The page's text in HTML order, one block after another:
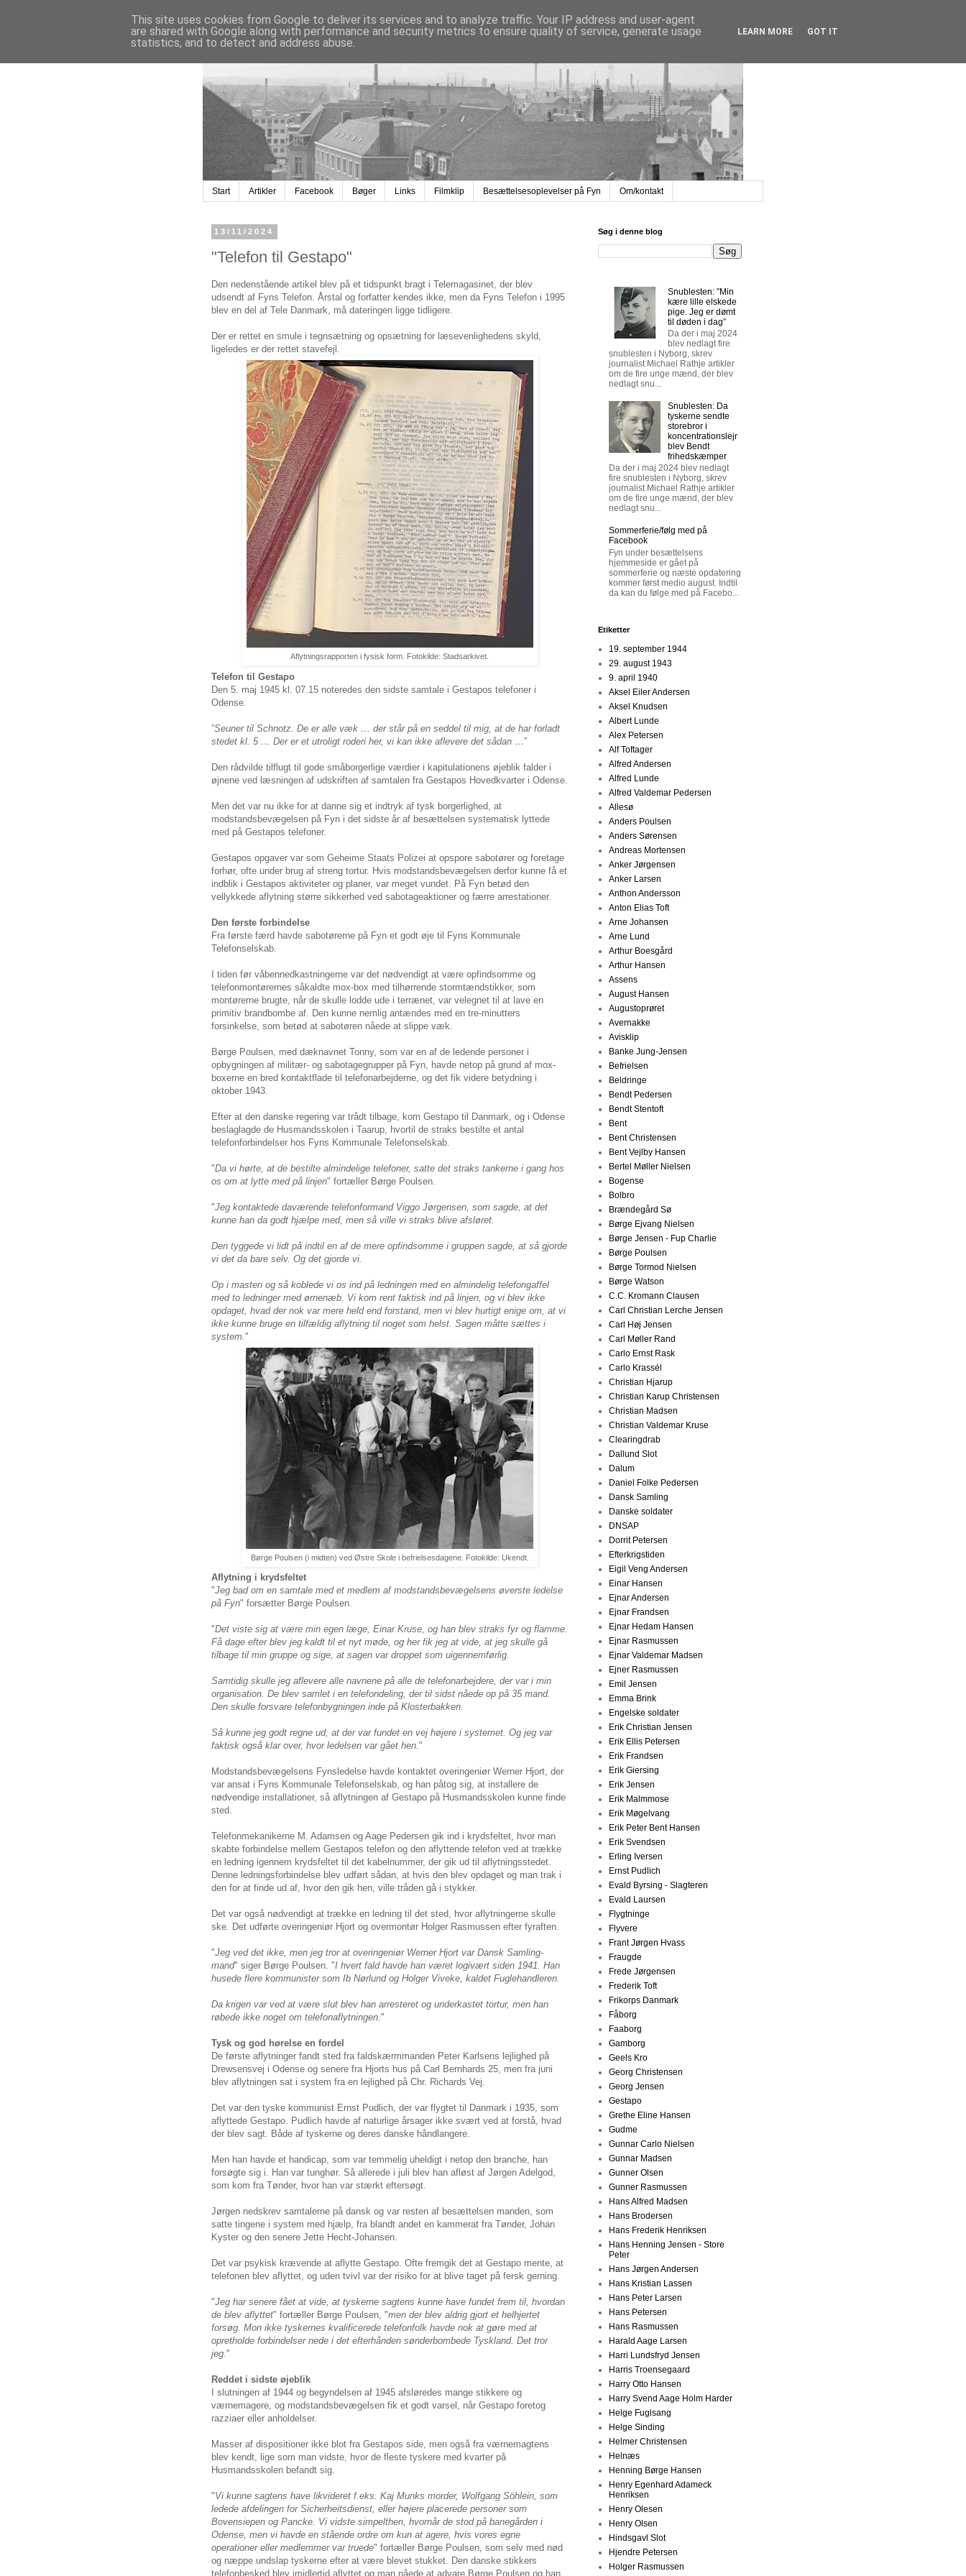
Start Artikler Facebook Bøger Links Filmklip Besættelsesoplevelser på Fyn Om/kontakt
13/11/2024
"Telefon til Gestapo"
Den nedenstående artikel blev på et tidspunkt bragt i Telemagasinet, der blev
udsendt af Fyns Telefon. Årstal og forfatter kendes ikke, men da Fyns Telefon i 1995
blev en del af Tele Danmark, må dateringen ligge tidligere.
Der er rettet en smule i tegnsætning og opsætning for læsevenlighedens skyld,
ligeledes er der rettet stavefejl.
Aflytningsrapporten i fysisk form. Fotokilde: Stadsarkivet.
Telefon til Gestapo
Den 5. maj 1945 kl. 07.15 noteredes den sidste samtale i Gestapos telefoner i
Odense.
”Seuner til Schnotz. De er alle væk … der står på en seddel til mig, at de har forladt
stedet kl. 5 … Der er et utroligt roderi her, vi kan ikke aflevere det sådan …”
Den rådvilde tilflugt til gode småborgerlige værdier i kapitulationens øjeblik falder i
øjnene ved læsningen af udskriften af samtalen fra Gestapos Hovedkvarter i Odense.
Men det var nu ikke for at danne sig et indtryk af tysk borgerlighed, at
modstandsbevægelsen på Fyn i det sidste år af besættelsen systematisk lyttede
med på Gestapos telefoner.
Gestapos opgaver var som Geheime Staats Polizei at opspore sabotører og foretage
forhør, ofte under brug af streng tortur. Hvis modstandsbevægelsen derfor kunne få et
indblik i Gestapos aktiviteter og planer, var meget vundet. På Fyn betød den
vellykkede aflytning større sikkerhed ved sabotageaktioner og færre arrestationer.
Den første forbindelse
Fra første færd havde sabotørerne på Fyn et godt øje til Fyns Kommunale
Telefonselskab.
I tiden før våbennedkastningerne var det nødvendigt at være opfindsomme og
telefonmontørernes såkaldte mox-box med tilhørrende stormtændstikker, som
montørerne brugte, når de skulle lodde ude i terrænet, var velegnet til at lave en
primitiv brandbombe af. Den kunne nemlig antændes med en tre-minutters
forsinkelse, som betød at sabotøren nåede at slippe væk.
Børge Poulsen, med dæknavnet Tonny, som var en af de ledende personer i
opbygningen af militær- og sabotagegrupper på Fyn, havde netop på grund af mox-
boxerne en bred kontaktflade til telefonarbejderne, og det fik videre betydning i
oktober 1943.
Efter at den danske regering var trådt tilbage, kom Gestapo til Danmark, og i Odense
beslaglagde de Husmandsskolen i Taarup, hvortil de straks bestilte et antal
telefonforbindelser hos Fyns Kommunale Telefonselskab.
"Da vi hørte, at de bestilte almindelige telefoner, satte det straks tankerne i gang hos
os om at lytte med på linjen" fortæller Børge Poulsen.
"Jeg kontaktede daværende telefonformand Viggo Jørgensen, som sagde, at det
kunne han da godt hjælpe med, men så ville vi straks blive afsløret.
Den tyggede vi lidt på indtil en af de mere opfindsomme i gruppen sagde, at så gjorde
vi det da bare selv. Og det gjorde vi.
Op i masten og så koblede vi os ind på ledningen med en almindelig telefongaffel
med to ledninger med ørnenæb. Vi kom rent faktisk ind på linjen, og vi blev ikke
opdaget, hvad der nok var mere held end forstand, men vi blev hurtigt enige om, at vi
ikke kunne bruge en tilfældig aflytning til noget som helst. Sagen måtte sættes i
system. "
Børge Poulsen (i midten) ved Østre Skole i befrielsesdagene. Fotokilde: Ukendt.
Aflytning i krydsfeltet
"Jeg bad om en samtale med et medlem af modstandsbevægelsens øverste ledelse
på Fyn" forsætter Børge Poulsen.
"Det viste sig at være min egen læge, Einar Kruse, og han blev straks fyr og flamme.
Få dage efter blev jeg kaldt til et nyt møde, og her fik jeg at vide, at jeg skulle gå
tilbage til min gruppe og sige, at sagen var droppet som uigennemførlig.
Samtidig skulle jeg aflevere alle navnene på alle de telefonarbejdere, der var i min
organisation. De blev samlet i en telefondeling, der til sidst nåede op på 35 mand.
Den skulle forsvare telefonbygningen inde på Klosterbakken.
Så kunne jeg godt regne ud, at der var fundet en vej højere i systemet. Og jeg var
faktisk også klar over, hvor ledelsen var gået hen."
Modstandsbevægelsens Fynsledelse havde kontaktet overingeniør Werner Hjort, der
var ansat i Fyns Kommunale Telefonselskab, og han påtog sig, at installere de
nødvendige installationer, så aflytningen af Gestapo på Husmandsskolen kunne finde
sted.
Telefonmekanikerne M. Adamsen og Aage Pedersen gik ind i krydsfeltet, hvor man
skabte forbindelse mellem Gestapos telefon og den aflyttende telefon ved at trække
en ledning igennem krydsfeltet til det kabelnummer, der gik ud til aflytningsstedet.
Denne ledningsforbindelse blev udført sådan, at hvis den blev opdaget og man trak i
den for at finde ud af, hvor den gik hen, ville tråden gå i stykker.
Det var også nødvendigt at trække en ledning til det sted, hvor aflytningerne skulle
ske. Det udførte overingeniør Hjort og overmontør Holger Rasmussen efter fyraften.
"Jeg ved det ikke, men jeg tror at overingeniør Werner Hjort var Dansk Samling-
mand" siger Børge Poulsen. "I hvert fald havde han været logivært siden 1941. Han
husede flere kommunister som Ib Nørlund og Holger Viveke, kaldet Fuglehandleren.
Da krigen var ved at være slut blev han arresteret og underkastet tortur, men han
røbede ikke noget om telefonaflytningen."
Tysk og god hørelse en fordel
De første aflytninger fandt sted fra faldskærmmanden Peter Karlsens lejlighed på
Drewsensvej i Odense og senere fra Hjorts hus på Carl Bernhards 25, men fra juni
blev aflytningen sat i system fra en lejlighed på Chr. Richards Vej.
Det var den tyske kommunist Ernst Pudlich, der var flygtet til Danmark i 1935, som
aflyttede Gestapo. Pudlich havde af naturlige årsager ikke svært ved at forstå, hvad
der blev sagt. Både af tyskerne og deres danske håndlangere.
Men han havde et handicap, som var temmelig uheldigt i netop den branche, han
forsøgte sig i. Han var tunghør. Så allerede i juli blev han afløst af Jørgen Adelgod,
som kom fra Tønder, hvor han var stærkt eftersøgt.
Jørgen nedskrev samtalerne på dansk og var resten af besættelsen manden, som
satte tingene i system med hjælp, fra blandt andet en kammerat fra Tønder, Johan
Kyster og den senere Jette Hecht-Johansen.
Det var psykisk krævende at aflytte Gestapo. Ofte fremgik det at Gestapo mente, at
telefonen blev aflyttet, og uden tvivl var der risiko for at blive taget på fersk gerning.
"Jeg har senere fået at vide, at tyskerne sagtens kunne have fundet frem til, hvordan
de blev aflyttet" fortæller Børge Poulsen, "men der blev aldrig gjort et helhjertet
forsøg. Mon ikke tyskernes kvalificerede telefonfolk havde nok at gøre med at
opretholde forbindelser nede i det efterhånden sønderbombede Tyskland. Det tror
jeg."
Reddet i sidste øjeblik
I slutningen af 1944 og begyndelsen af 1945 afsløredes mange stikkere og
værnemagere, og modstandsbevægelsen fik et godt varsel, når Gestapo foretog
razziaer eller anholdelser.
Masser af dispositioner ikke blot fra Gestapos side, men også fra værnemagtens
blev kendt, lige som man vidste, hvor de fleste tyskere med kvarter på
Husmandsskolen befandt sig.
"Vi kunne sagtens have likvideret f.eks. Kaj Munks morder, Wolfgang Söhlein, som
ledede afdelingen for Sicherheitsdienst, eller højere placerede personer som
Bovensiepen og Pancke. Vi vidste simpelthen, hvornår de stod på banegården i
Odense, men vi havde en stående ordre om kun at agere, hvis vores egne
operationer eller medlemmer var truede" fortæller Børge Poulsen, som selv med nød
og næppe undslap tyskerne efter at være blevet stukket. Den danske stikkers
telefonbesked blev imidlertid aflyttet og man nåede at advare Børge Poulsen og han
Søg i denne blog
Snublesten: ”Min
kære lille elskede
pige. Jeg er dømt
til døden i dag”
Da der i maj 2024
blev nedlagt fire
snublesten i Nyborg, skrev
journalist Michael Rathje artikler
om de fire unge mænd, der blev
nedlagt snu...
Snublesten: Da
tyskerne sendte
storebror i
koncentrationslejr
blev Bendt
frihedskæmper
Da der i maj 2024 blev nedlagt
fire snublesten i Nyborg, skrev
journalist Michael Rathje artikler
om de fire unge mænd, der blev
nedlagt snu...
Sommerferie/følg med på
Facebook
Fyn under besættelsens
hjemmeside er gået på
sommerferie og næste opdatering
kommer først medio august. Indtil
da kan du følge med på Facebo...
Etiketter
19. september 1944
29. august 1943
9. april 1940
Aksel Eiler Andersen
Aksel Knudsen
Albert Lunde
Alex Petersen
Alf Toftager
Alfred Andersen
Alfred Lunde
Alfred Valdemar Pedersen
Allesø
Anders Poulsen
Anders Sørensen
Andreas Mortensen
Anker Jørgensen
Anker Larsen
Anthon Andersson
Anton Elias Toft
Arne Johansen
Arne Lund
Arthur Boesgård
Arthur Hansen
Assens
August Hansen
Augustoprøret
Avernakke
Avisklip
Banke Jung-Jensen
Befrielsen
Beldringe
Bendt Pedersen
Bendt Stentoft
Bent
Bent Christensen
Bent Vejlby Hansen
Bertel Møller Nielsen
Bogense
Bolbro
Brændegård Sø
Børge Ejvang Nielsen
Børge Jensen - Fup Charlie
Børge Poulsen
Børge Tormod Nielsen
Børge Watson
C.C. Kromann Clausen
Carl Christian Lerche Jensen
Carl Høj Jensen
Carl Møller Rand
Carlo Ernst Rask
Carlo Krassél
Christian Hjarup
Christian Karup Christensen
Christian Madsen
Christian Valdemar Kruse
Clearingdrab
Dallund Slot
Dalum
Daniel Folke Pedersen
Dansk Samling
Danske soldater
DNSAP
Dorrit Petersen
Efterkrigstiden
Eigil Veng Andersen
Einar Hansen
Ejnar Andersen
Ejnar Frandsen
Ejnar Hedam Hansen
Ejnar Rasmussen
Ejnar Valdemar Madsen
Ejner Rasmussen
Emil Jensen
Emma Brink
Engelske soldater
Erik Christian Jensen
Erik Ellis Petersen
Erik Frandsen
Erik Giersing
Erik Jensen
Erik Malmmose
Erik Møgelvang
Erik Peter Bent Hansen
Erik Svendsen
Erling Iversen
Ernst Pudlich
Evald Byrsing - Slagteren
Evald Laursen
Flygtninge
Flyvere
Frant Jørgen Hvass
Fraugde
Frede Jørgensen
Frederik Toft
Frikorps Danmark
Fåborg
Faaborg
Gamborg
Geels Kro
Georg Christensen
Georg Jensen
Gestapo
Grethe Eline Hansen
Gudme
Gunnar Carlo Nielsen
Gunnar Madsen
Gunner Olsen
Gunner Rasmussen
Hans Alfred Madsen
Hans Brodersen
Hans Frederik Henriksen
Hans Henning Jensen - Store
Peter
Hans Jørgen Andersen
Hans Kristian Lassen
Hans Peter Larsen
Hans Petersen
Hans Rasmussen
Harald Aage Larsen
Harri Lundsfryd Jensen
Harris Troensegaard
Harry Otto Hansen
Harry Svend Aage Holm Harder
Helge Fuglsang
Helge Sinding
Helmer Christensen
Helnæs
Henning Børge Hansen
Henry Egenhard Adameck
Henriksen
Henry Olesen
Henry Olsen
Hindsgavl Slot
Hjendre Petersen
Holger Rasmussen
This site uses cookies from Google to deliver its services and to analyze traffic. Your IP address and user-agent
are shared with Google along with performance and security metrics to ensure quality of service, generate usage
statistics, and to detect and address abuse.
LEARN MORE GOT IT